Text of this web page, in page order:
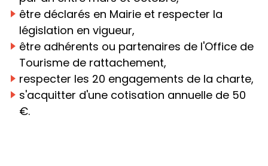
être déclarés en Mairie et respecter la
législation en vigueur,
être adhérents ou partenaires de l'Office de
Tourisme de rattachement,
respecter les 20 engagements de la charte,
s'acquitter d'une cotisation annuelle de 50
€.